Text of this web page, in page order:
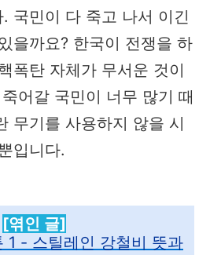
국민이 다 죽고 나서 이긴
을까요? 한국이 전쟁을 하
폭탄 자체가 무서운 것이
어갈 국민이 너무 많기 때
무기를 사용하지 않을 시
입니다.
[엮인 글]
1 - 스틸레인 강철비 뜻과